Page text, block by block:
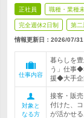
正社員 職種・業種
完全週休2日制 第二
情報更新日：2026/07/31
仕事内容
暮らしを
う」仕事
援◆大手企
対象と
なる方
接客・販
付けた、
が活かせる